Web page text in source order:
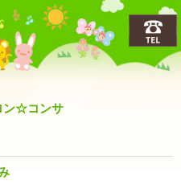
えだな)幼稚園
ン☆コンサ